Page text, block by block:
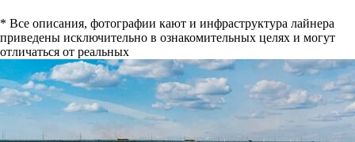
* Все описания, фотографии кают и инфраструктура лайнера
приведены исключительно в ознакомительных целях и могут
отличаться от реальных